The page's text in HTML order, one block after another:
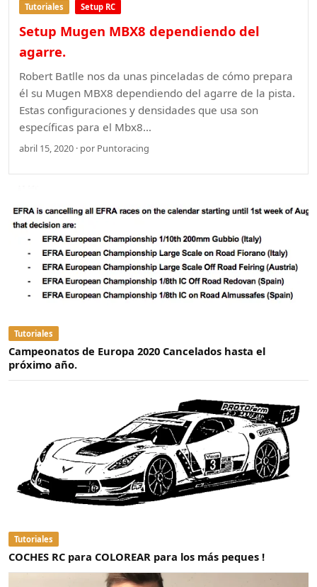
Tutoriales Setup RC
Setup Mugen MBX8 dependiendo del
agarre.
Robert Batlle nos da unas pinceladas de cómo prepara
él su Mugen MBX8 dependiendo del agarre de la pista.
Estas configuraciones y densidades que usa son
específicas para el Mbx8…
abril 15, 2020 · por Puntoracing
Tutoriales
Campeonatos de Europa 2020 Cancelados hasta el
próximo año.
Tutoriales
COCHES RC para COLOREAR para los más peques !